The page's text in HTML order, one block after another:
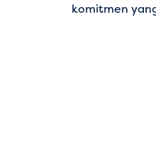
komitmen